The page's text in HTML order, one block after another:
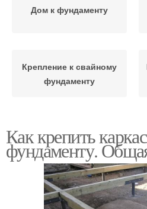
Дом к фундаменту
Крепление к свайному
фундаменту
Как крепить
фундаменту.